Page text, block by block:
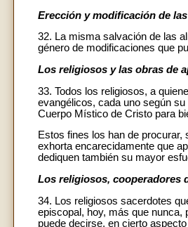
Erección y modificación de
32. La misma salvación de las
género de modificaciones que
Los religiosos y las obras de
33. Todos los religiosos, a
evangélicos, cada uno según
Cuerpo Místico de Cristo para
Estos fines los han de
exhorta encarecidamente que
dediquen también su mayor
Los religiosos, cooperadores
34. Los religiosos sacerdotes
episcopal, hoy, más que nunca,
puede decirse, en cierto